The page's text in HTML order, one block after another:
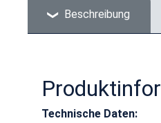
Beschreibung
Technische Daten: